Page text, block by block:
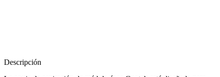
Descripción